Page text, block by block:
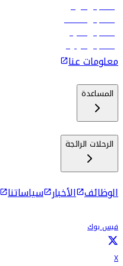
رحلات إلى الرياض
رحلات إلى مسقط
رحلات إلى ماليه
رحلات إلى كولومبو
معلومات عنا
المساعدة
الرحلات الرائجة
الوظائف الأخبار سياساتنا
فيس بوك
X